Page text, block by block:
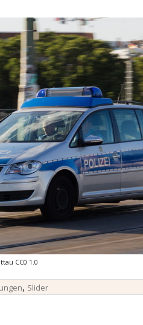
CC0 1.0
, Slider